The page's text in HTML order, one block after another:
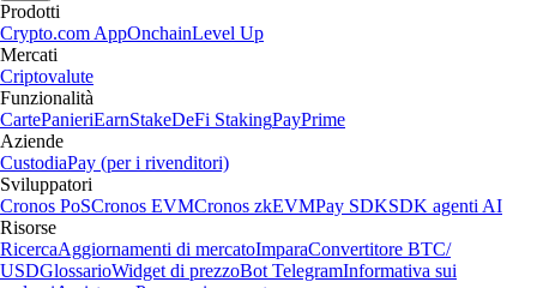
Prodotti
Crypto.com AppOnchainLevel Up
Mercati
Criptovalute
Funzionalità
CartePanieriEarnStakeDeFi StakingPayPrime
Aziende
CustodiaPay (per i rivenditori)
Sviluppatori
Cronos PoSCronos EVMCronos zkEVMPay SDKSDK agenti AI
Risorse
RicercaAggiornamenti di mercatoImparaConvertitore BTC/
USDGlossarioWidget di prezzoBot TelegramInformativa sui